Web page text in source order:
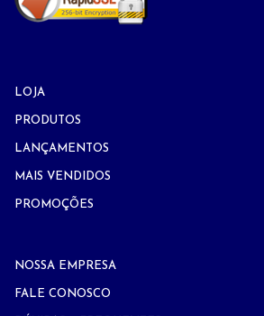
LOJA
PRODUTOS
LANÇAMENTOS
MAIS VENDIDOS
PROMOÇÕES
NOSSA EMPRESA
FALE CONOSCO